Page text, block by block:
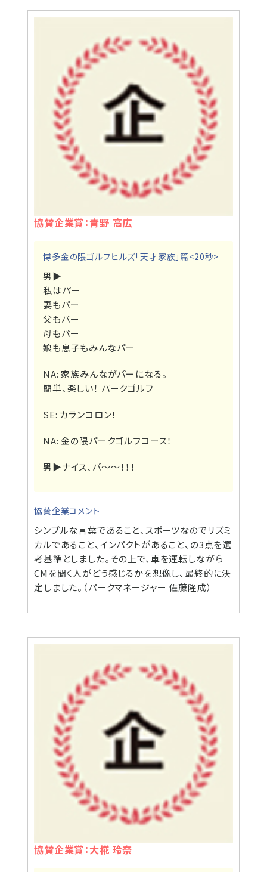
協賛企業賞：青野 高広
博多金の隈ゴルフヒルズ「天才家族」篇<20秒>
男▶
私はパー
妻もパー
父もパー
母もパー
娘も息子もみんなパー
NA: 家族みんながパーになる。
簡単、楽しい！ パークゴルフ
SE: カランコロン！
NA: 金の隈パークゴルフコース！
男▶ナイス、パ～～！！！
協賛企業コメント
シンプルな言葉であること、スポーツなのでリズミ
カルであること、インパクトがあること、の3点を選
考基準としました。その上で、車を運転しながら
CMを聞く人がどう感じるかを想像し、最終的に決
定しました。（パークマネージャー 佐藤隆成）
協賛企業賞：大椛 玲奈